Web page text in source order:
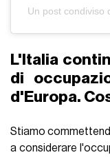
Un post condiviso
L'Italia
di
d'Europa.
Stiamo
a considerare